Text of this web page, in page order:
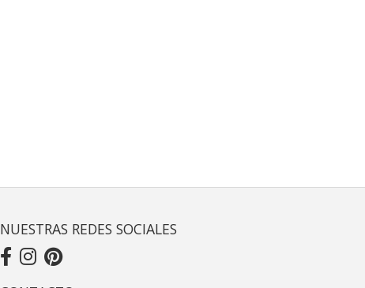
NUESTRAS REDES SOCIALES